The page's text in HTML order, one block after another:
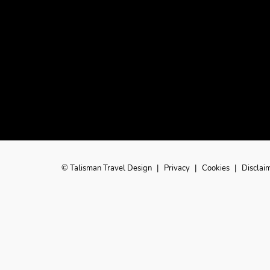
© Talisman Travel Design | Privacy | Cookies |